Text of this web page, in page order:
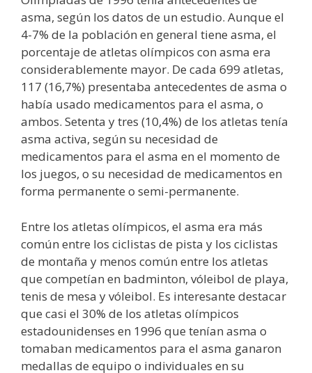
asma, según los datos de un estudio. Aunque el
4-7% de la población en general tiene asma, el
porcentaje de atletas olímpicos con asma era
considerablemente mayor. De cada 699 atletas,
117 (16,7%) presentaba antecedentes de asma o
había usado medicamentos para el asma, o
ambos. Setenta y tres (10,4%) de los atletas tenía
asma activa, según su necesidad de
medicamentos para el asma en el momento de
los juegos, o su necesidad de medicamentos en
forma permanente o semi-permanente.
Entre los atletas olímpicos, el asma era más
común entre los ciclistas de pista y los ciclistas
de montaña y menos común entre los atletas
que competían en badminton, vóleibol de playa,
tenis de mesa y vóleibol. Es interesante destacar
que casi el 30% de los atletas olímpicos
estadounidenses en 1996 que tenían asma o
tomaban medicamentos para el asma ganaron
medallas de equipo o individuales en su